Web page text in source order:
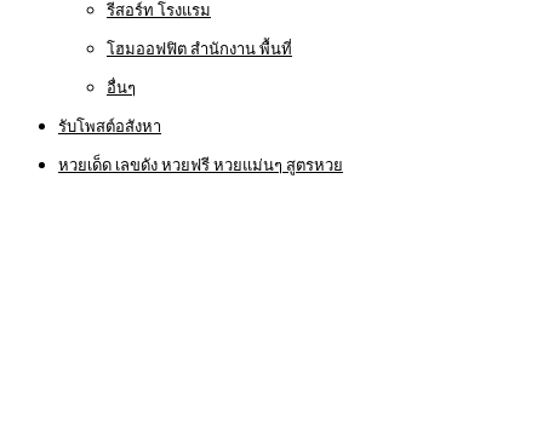
รีสอร์ท โรงแรม
โฮมออฟฟิต สำนักงาน พื้นที่
อื่นๆ
รับโพสต์อสังหา
หวยเด็ด เลขดัง หวยฟรี หวยแม่นๆ สูตรหวย